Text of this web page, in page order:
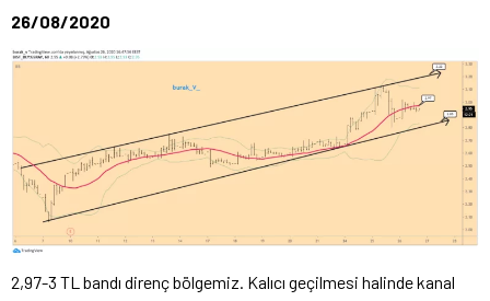
26/08/2020
2,97-3 TL bandı direnç bölgemiz. Kalıcı geçilmesi halinde kanal